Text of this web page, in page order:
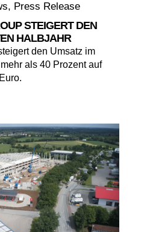
STEIGERT DEN
HALBJAHR
, Press Release
den Umsatz im
als 40 Prozent auf